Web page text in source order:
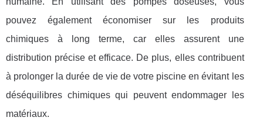
pouvez également économiser sur les produits
chimiques à long terme, car elles assurent une
distribution précise et efficace. De plus, elles contribuent
à prolonger la durée de vie de votre piscine en évitant les
déséquilibres chimiques qui peuvent endommager les
matériaux.